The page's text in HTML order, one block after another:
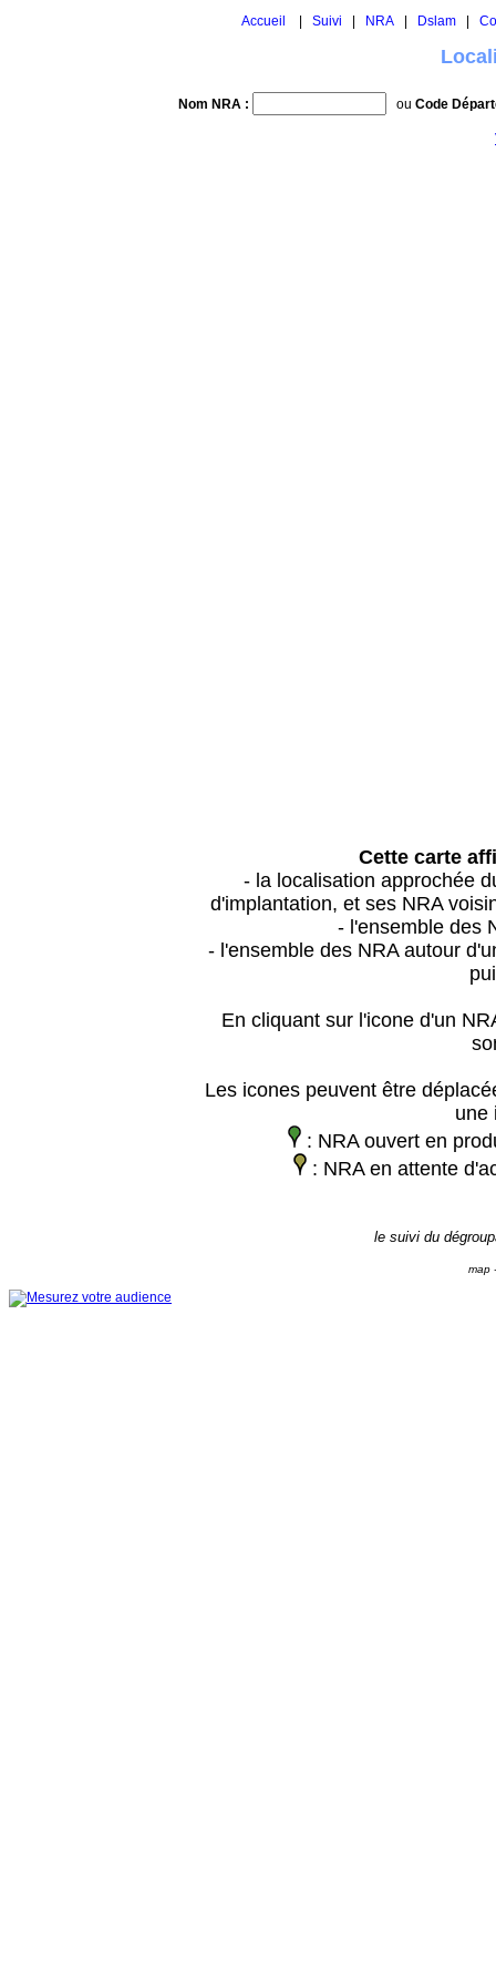
Accueil Suivi NRA Dslam
Nom NRA : ou Code
Cette carte
- la localisation approchée
d'implantation, et ses NRA
- l'ensemble des
- l'ensemble des NRA autour
En cliquant sur l'icone d'un
Les icones peuvent être
une
: NRA ouvert en
: NRA en attente
le suivi du
map